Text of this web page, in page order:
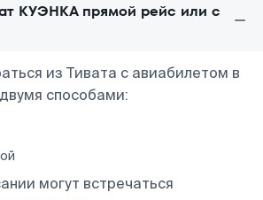
КУЭНКА прямой рейс или с
из Тивата с авиабилетом в
способами:
могут встречаться